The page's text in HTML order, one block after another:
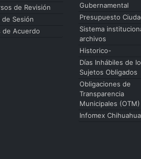
de Revisión
de Sesión
de Acuerdo
Gubernamental
Presupuesto
Sistema
archivos
Historico-
Días Inhábiles de
Sujetos Obligados
Obligaciones de
Transparencia
Municipales (OTM)
Infomex Chihuahua